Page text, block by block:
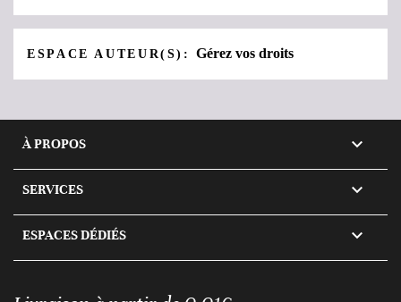
ESPACE AUTEUR(S):Gérez vos droits
À PROPOS 
SERVICES 
ESPACES DÉDIÉS 